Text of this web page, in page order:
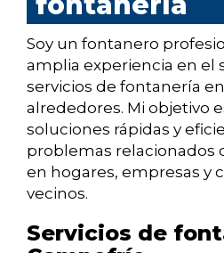
Soy un fontanero
amplia experiencia en el
servicios de fontanería
alrededores. Mi objetivo
soluciones rápidas y
problemas relacionados
en hogares, empresas y
vecinos.
Servicios de